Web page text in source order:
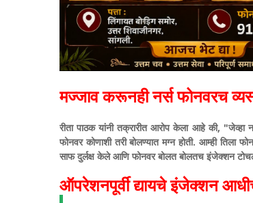
मज्जाव करूनही नर्स फोनवरच
रीता पाठक यांनी तक्रारीत आरोप केला आहे की, "जेव्हा
फोनवर कोणाशी तरी बोलण्यात मग्न होती. आम्ही
साफ दुर्लक्ष केले आणि फोनवर बोलत बोलतच इंजेक्शन
ऑपरेशनपूर्वी द्यायचे इंजेक्शन